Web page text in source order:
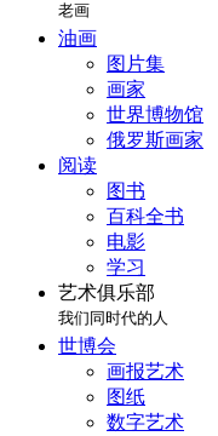
老画
油画
图片集
画家
世界博物馆
俄罗斯画家
阅读
图书
百科全书
电影
学习
艺术俱乐部
我们同时代的人
世博会
画报艺术
图纸
数字艺术